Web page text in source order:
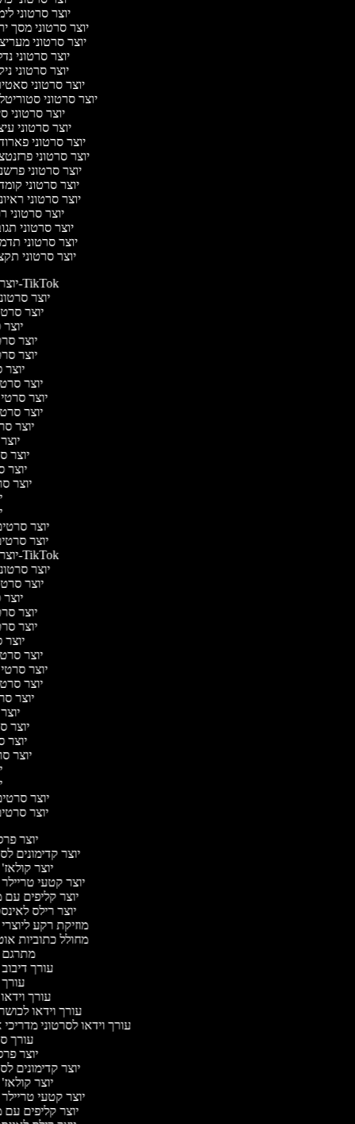
יוצר סרטוני
יוצר סרטוני מסך
יוצר סרטוני
יוצר סרטוני
יוצר סרטוני
יוצר סרטוני
יוצר סרטוני
יוצר סרטוני
יוצר סרטוני
יוצר סרטוני
יוצר סרטוני
יוצר סרטוני
יוצר סרטוני
יוצר סרטוני
יוצר סרטוני
יוצר סרטוני
יוצר סרטוני
יוצר סרטוני
יוצר סרטונים ל-TikTok
יוצר
יוצר
יוצר
יוצר
יוצר
יוצר
יוצר סרטי
יוצר
יוצר
יוצר
יוצר
יוצר
יוצר
יוצר
יוצר סרטונים ל-TikTok
יוצר
יוצר
יוצר
יוצר
יוצר
יוצר
יוצר סרטי
יוצר
יוצר
יוצר
יוצר
יוצר
יוצר
יוצר
יוצר
יוצר קדימונים
יוצר
יוצר קטעי
יוצר קליפים
יוצר רילס
מוזיקת רקע
מחולל כתוביות
עורך
עורך
עורך וידאו
עורך וידאו לסרטוני
עורך
יוצר
יוצר קדימונים
יוצר
יוצר קטעי
יוצר קליפים